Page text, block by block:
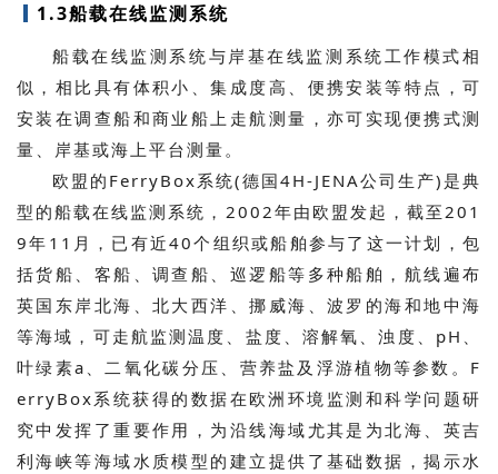
1.3船载在线监测系统
船载在线监测系统与岸基在线监测系统工作模式相
似，相比具有体积小、集成度高、便携安装等特点，可
安装在调查船和商业船上走航测量，亦可实现便携式测
量、岸基或海上平台测量。
欧盟的FerryBox系统(德国4H-JENA公司生产)是典
型的船载在线监测系统，2002年由欧盟发起，截至201
9年11月，已有近40个组织或船舶参与了这一计划，包
括货船、客船、调查船、巡逻船等多种船舶，航线遍布
英国东岸北海、北大西洋、挪威海、波罗的海和地中海
等海域，可走航监测温度、盐度、溶解氧、浊度、pH、
叶绿素a、二氧化碳分压、营养盐及浮游植物等参数。F
erryBox系统获得的数据在欧洲环境监测和科学问题研
究中发挥了重要作用，为沿线海域尤其是为北海、英吉
利海峡等海域水质模型的建立提供了基础数据，揭示水